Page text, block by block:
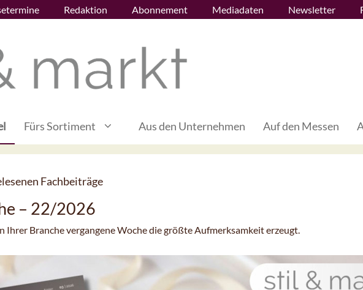
Redaktion Abonnement Mediadaten Newsletter
Fürs Sortiment Aus den Unternehmen Auf den Messen
Fachbeiträge
– 22/2026
Ihrer Branche vergangene Woche die größte Aufmerksamkeit erzeugt.